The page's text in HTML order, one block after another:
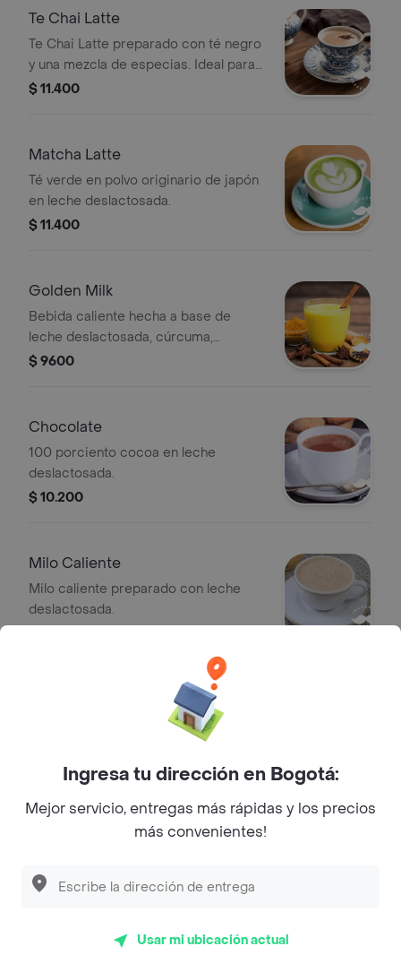
Te Chai Latte
Te Chai Latte preparado con té negro
y una mezcla de especias. Ideal para
disfrutar caliente.
$ 11.400
Matcha Latte
Té verde en polvo originario de japón
en leche deslactosada.
$ 11.400
Golden Milk
Bebida caliente hecha a base de
leche deslactosada, cúrcuma,
jengibre, canela y miel de angelita.
$ 9600
Chocolate
100 porciento cocoa en leche
deslactosada.
$ 10.200
Milo Caliente
Milo caliente preparado con leche
deslactosada.
Infusion Frutos Del Bosque
Blueberries, fresa, mora, hierbabuena
$ 9600
Infusion de Frutos Amarillos
miel de angelita.
Ingresa tu dirección en Bogotá:
Mejor servicio, entregas más rápidas y los precios
más convenientes!
Usar mi ubicación actual